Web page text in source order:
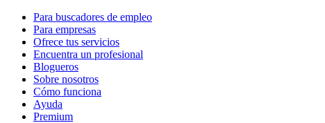
Para buscadores de empleo
Para empresas
Ofrece tus servicios
Encuentra un profesional
Blogueros
Sobre nosotros
Cómo funciona
Ayuda
Premium